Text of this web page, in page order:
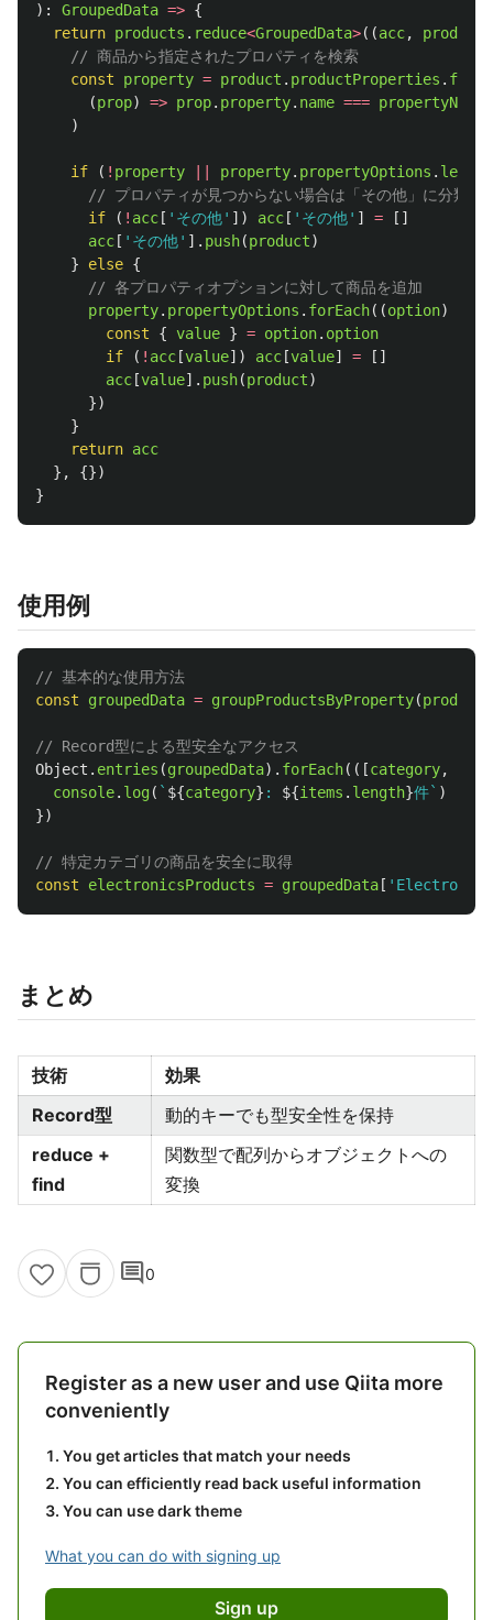
):
GroupedData => {
return products . reduce<GroupedData>((acc, product
// 商品から指定されたプロパティを検索
const
property = product . productProperties . find
(prop) => prop. property. name === propertyName
)
if ( ! property property. propertyOptions . length
// プロパティが見つからない場合は「その他」に分類
if
( ! acc [ ' その他' ]) acc [ ' その他' ] =
[]
acc [ ' その他' ]. push(product)
}
else {
// 各プロパティオプションに対して商品を追加
property. propertyOptions . forEach((option)
const
{ value } = option. option
if
( ! acc [value]) acc [value] =
[]
acc [value]. push(product)
})
}
return acc
},
{})
}
使用例
// 基本的な使用方法
const
groupedData = groupProductsByProperty(products
// Record型による型安全なアクセス
Object . entries (groupedData). forEach(([category,
console. log( ` ${category} : ${items . length}件` )
})
// 特定カテゴリの商品を安全に取得
const
electronicsProducts = groupedData [ ' Electronics
まとめ
技術
効果
Record型
動的キーでも型安全性を保持
reduce +
find
関数型で配列からオブジェクトへの
変換
comment0
Register as a new user and use Qiita more
conveniently
You get articles that match your needs
You can efficiently read back useful information
You can use dark theme
What you can do with signing up
Sign up